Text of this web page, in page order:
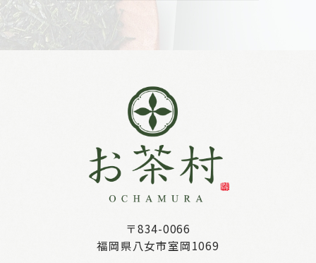
〒834-0066
福岡県八女市室岡1069